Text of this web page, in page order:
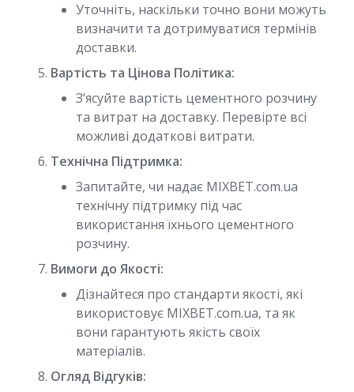
Уточніть, наскільки точно вони можуть
визначити та дотримуватися термінів
доставки.
Вартість та Цінова Політика:
З’ясуйте вартість цементного розчину
та витрат на доставку. Перевірте всі
можливі додаткові витрати.
Технічна Підтримка:
Запитайте, чи надає MIXBET.com.ua
технічну підтримку під час
використання їхнього цементного
розчину.
Вимоги до Якості:
Дізнайтеся про стандарти якості, які
використовує MIXBET.com.ua, та як
вони гарантують якість своїх
матеріалів.
Огляд Відгуків: